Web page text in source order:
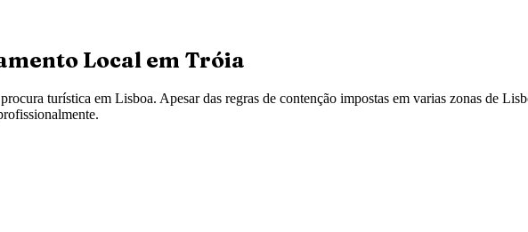
Local em Tróia
turística em Lisboa. Apesar das regras de contenção impostas em varias zonas de